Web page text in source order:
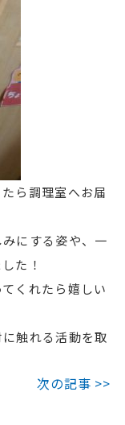
ら調理室へお届
にする姿や、一
た！
くれたら嬉しい
触れる活動を取
次の記事 >>